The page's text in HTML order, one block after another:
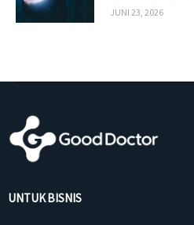
JUNI 23, 2026
UNTUK BISNIS